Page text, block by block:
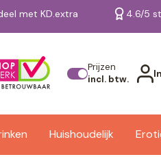
met KD.extra 4.6/5
Prijzen
incl. btw.
Huishoudelijk
Bekijk alle